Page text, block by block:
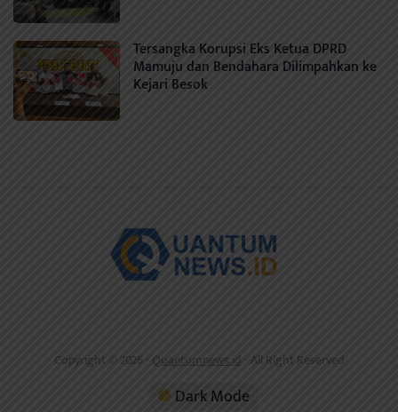
Tersangka Korupsi Eks Ketua DPRD
Mamuju dan Bendahara Dilimpahkan ke
Kejari Besok
Copyright © 2026 - Quantumnews.id - All Right Reserved
Dark Mode